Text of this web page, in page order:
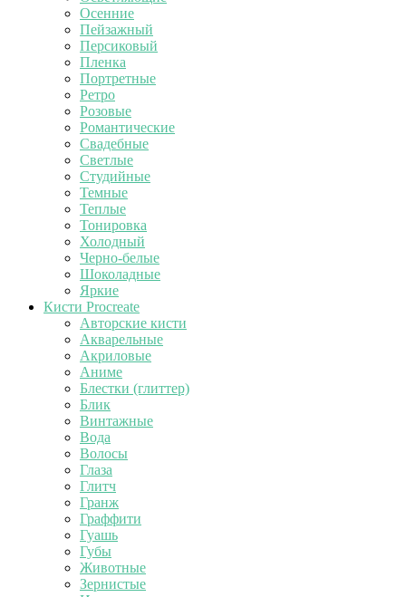
Осенние
Пейзажный
Персиковый
Пленка
Портретные
Ретро
Розовые
Романтические
Свадебные
Светлые
Студийные
Темные
Теплые
Тонировка
Холодный
Черно-белые
Шоколадные
Яркие
Кисти Procreate
Авторские кисти
Акварельные
Акриловые
Аниме
Блестки (глиттер)
Блик
Винтажные
Вода
Волосы
Глаза
Глитч
Гранж
Граффити
Гуашь
Губы
Животные
Зернистые